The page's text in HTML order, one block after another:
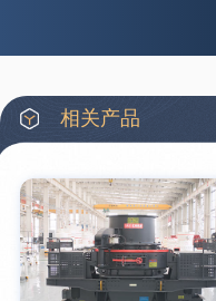
42分钟前 蒋先生留言
3分钟前 王先生留言：
6分钟前 姚女士留言：这
12分钟前 宋先生留言
16分钟前 柳先生留言
相关产品